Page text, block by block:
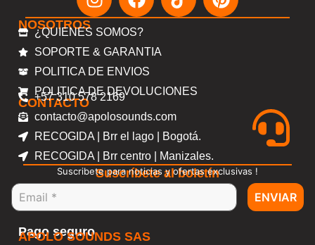
NOSOTROS
¿QUIENES SOMOS?
SOPORTE & GARANTIA
POLITICA DE ENVIOS
POLITICA DE DEVOLUCIONES
CONTACTO
+57 310 578 2169
contacto@apolosounds.com
RECOGIDA | Brr el lago | Bogotá.
RECOGIDA | Brr centro | Manizales.
Suscríbete al boletín
Suscribete para noticias y ofertas exclusivas !
ENVIAR
Pago seguro
APOLO SOUNDS SAS